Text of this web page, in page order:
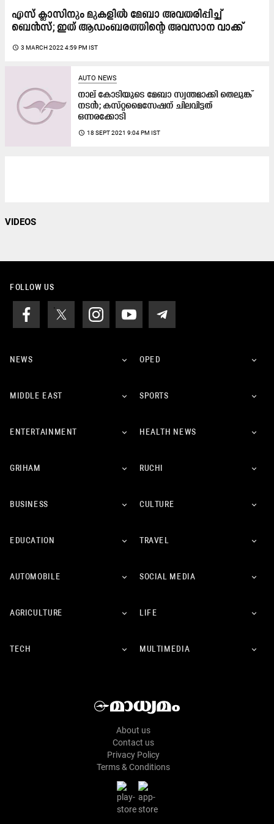
എസ് ക്ലാസിനും മു​കളിൽ മേബാ അവതരിപ്പിച്ച്
ബെൻസ്; ഇത് ആഡംബരത്തിന്റെ അവസാന വാക്ക്
access_time 3 MARCH 2022 4:59 PM IST
AUTO NEWS
നാല്​ കോടിയുടെ മേബാ സ്വന്തമാക്കി തെലുങ്ക്
നടൻ​; കസ്​റ്റമൈസേഷന്​ ചിലവിട്ടത്​
ഒന്നരക്കോടി
access_time 18 SEPT 2021 9:04 PM IST
VIDEOS
FOLLOW US
NEWS OPED
MIDDLE EAST SPORTS
ENTERTAINMENT HEALTH NEWS
GRIHAM RUCHI
BUSINESS CULTURE
EDUCATION TRAVEL
AUTOMOBILE SOCIAL MEDIA
AGRICULTURE LIFE
TECH MULTIMEDIA
About us
Contact us
Privacy Policy
Terms & Conditions